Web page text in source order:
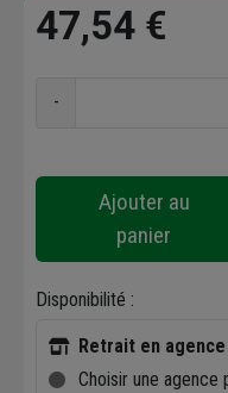
47,54 €
-
Ajouter au
panier
Disponibilité :
Retrait en
Choisir une